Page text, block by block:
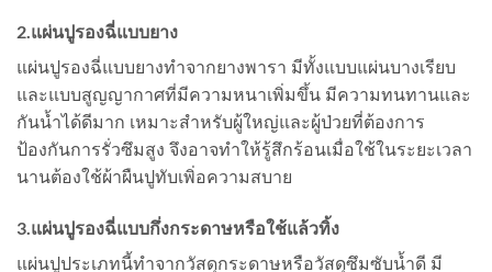
2.แผ่นปูรองฉี่แบบยาง
แผ่นปูรองฉี่แบบยางทำจากยางพารา มีทั้งแบบแผ่นบางเรียบ
และแบบสูญญากาศที่มีความหนาเพิ่มขึ้น มีความทนทานและ
กันน้ำได้ดีมาก เหมาะสำหรับผู้ใหญ่และผู้ป่วยที่ต้องการ
ป้องกันการรั่วซึมสูง จึงอาจทำให้รู้สึกร้อนเมื่อใช้ในระยะเวลา
นานต้องใช้ผ้าผืนปูทับเพิ่อความสบาย
3.แผ่นปูรองฉี่แบบกึ่งกระดาษหรือใช้แล้วทิ้ง
แผ่นปูประเภทนี้ทำจากวัสดุกระดาษหรือวัสดุซึมซับน้ำดี มี